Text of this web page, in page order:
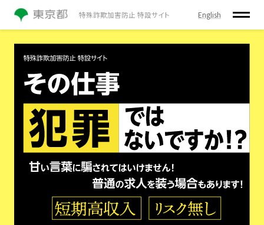
特殊詐欺加害防止 特設サイト English